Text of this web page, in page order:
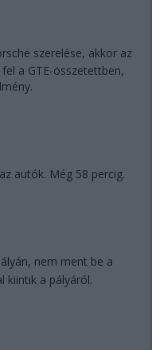
szerelése, akkor az
a GTE-összetettben,
autók. Még 58 percig.
nem ment be a
kiintik a pályáról.